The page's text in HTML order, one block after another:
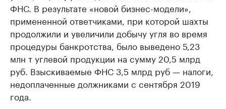
ФНС. В результате «новой бизнес-модели»,
примененной ответчиками, при которой шахты
продолжили и увеличили добычу угля во время
процедуры банкротства, было выведено 5,23
млн т углевой продукции на сумму 20,5 млрд
руб. Взыскиваемые ФНС 3,5 млрд руб — налоги,
недоплаченные должниками с сентября 2019
года.